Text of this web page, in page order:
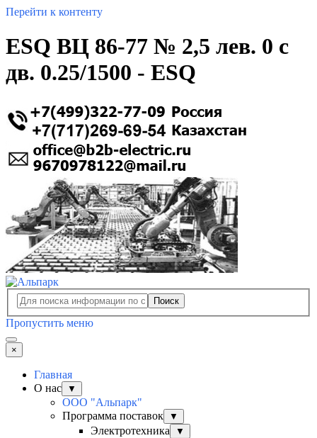
Перейти к контенту
ESQ ВЦ 86-77 № 2,5 лев. 0 с
дв. 0.25/1500 - ESQ
Поиск
Пропустить меню
×
Главная
О нас
▼
ООО "Альпарк"
Программа поставок
▼
Электротехника ▼